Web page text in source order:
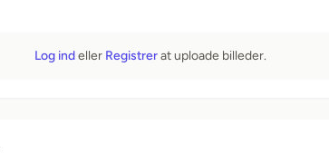
Log indeller Registrerat uploade billeder.